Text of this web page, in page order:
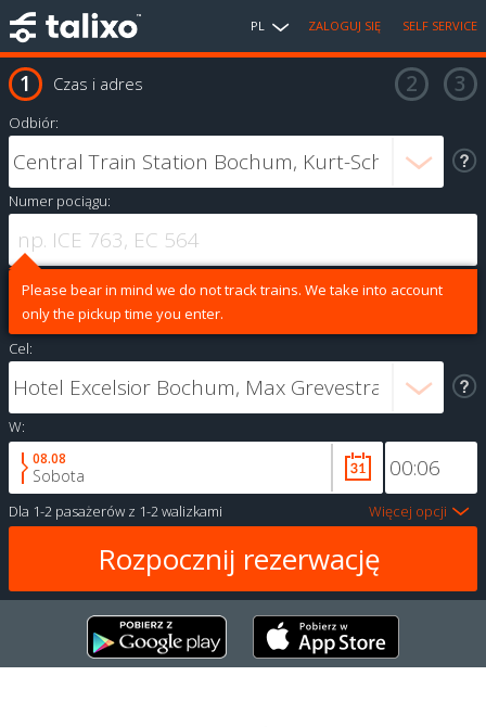
PL ZALOGUJ SIĘ SELF SERVICE
Czas i adres
Odbiór:
Numer pociągu:
Please bear in mind we do not track trains. We take into account
only the pickup time you enter.
Cel:
W:
08.08
Sobota
Dla 1-2 pasażerów z 1-2 walizkami Więcej opcji